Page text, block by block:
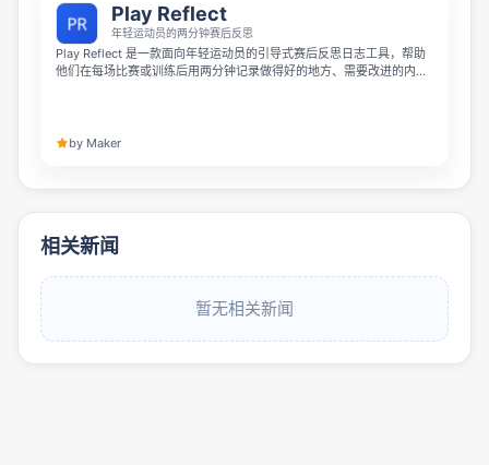
Play Reflect
年轻运动员的两分钟赛后反思
Play Reflect 是一款面向年轻运动员的引导式赛后反思日志工具，帮助
他们在每场比赛或训练后用两分钟记录做得好的地方、需要改进的内
by Maker
相关新闻
暂无相关新闻